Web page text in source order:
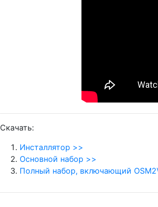
Скачать:
Инсталлятор >>
Основной набор >>
Полный набор, включающий